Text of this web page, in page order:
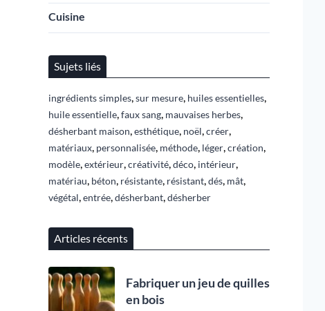
Cuisine
Sujets liés
ingrédients simples,sur mesure, huiles essentielles,
huile essentielle,faux sang, mauvaises herbes,
désherbant maison,esthétique, noël,créer,
matériaux, personnalisée, méthode, léger,création,
modèle,extérieur,créativité,déco, intérieur,
matériau, béton, résistante, résistant,dés, mât,
végétal,entrée,désherbant,désherber
Articles récents
Fabriquer un jeu de quilles
en bois